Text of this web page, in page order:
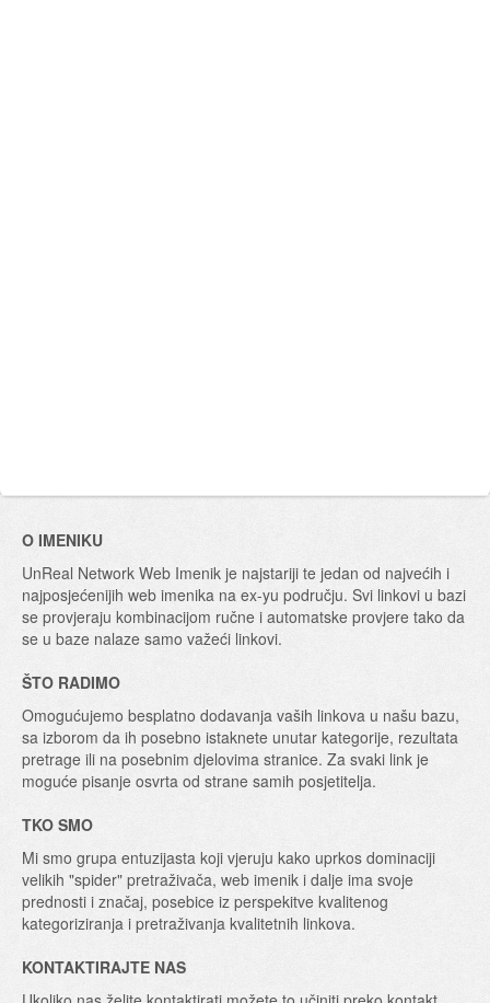
O IMENIKU
UnReal Network Web Imenik je najstariji te jedan od najvećih i
najposjećenijih web imenika na ex-yu području. Svi linkovi u bazi
se provjeraju kombinacijom ručne i automatske provjere tako da
se u baze nalaze samo važeći linkovi.
ŠTO RADIMO
Omogućujemo besplatno dodavanja vaših linkova u našu bazu,
sa izborom da ih posebno istaknete unutar kategorije, rezultata
pretrage ili na posebnim djelovima stranice. Za svaki link je
moguće pisanje osvrta od strane samih posjetitelja.
TKO SMO
Mi smo grupa entuzijasta koji vjeruju kako uprkos dominaciji
velikih "spider" pretraživača, web imenik i dalje ima svoje
prednosti i značaj, posebice iz perspekitve kvalitenog
kategoriziranja i pretraživanja kvalitetnih linkova.
KONTAKTIRAJTE NAS